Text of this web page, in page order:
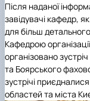
Після наданої
завідувачі кафедр,
для більш
Кафедрою
організовано
та Боярського
зустрічі
областей та міста